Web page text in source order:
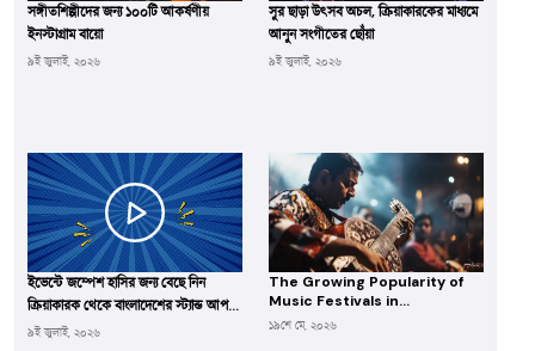
সঙ্গীতশিল্পীদের জন্য ১০০টি আকর্ষণীয়
ইনস্টাগ্রাম বায়ো
৯ই জুলাই, ২০২৬
সুর ছাড়া উৎসব অচল, ক্রিয়াকারকের মাধ্যমে
আনুন সংগীতের ছোঁয়া
৯ই জুলাই, ২০২৬
ইভেন্টে জম্পেশ হাসির জন্য বেছে নিন
ক্রিয়াকারক থেকে বাংলাদেশের স্ট্যান্ড আপ
কমেডি
৯ই জুলাই, ২০২৬
The Growing Popularity of
Music Festivals in
Bangladesh: A New Frontier
১৯শে মে, ২০২৬